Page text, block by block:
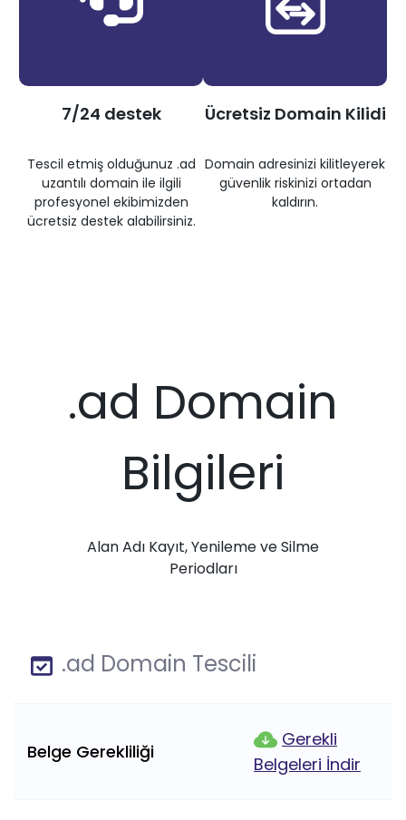
7/24 destek
Tescil etmiş olduğunuz .ad
uzantılı domain ile ilgili
profesyonel ekibimizden
ücretsiz destek alabilirsiniz.
Ücretsiz Domain Kilidi
Domain adresinizi kilitleyerek
güvenlik riskinizi ortadan
kaldırın.
.ad Domain
Bilgileri
Alan Adı Kayıt, Yenileme ve Silme
Periodları
.ad Domain Tescili
Belge Gerekliliği
Gerekli
Belgeleri İndir